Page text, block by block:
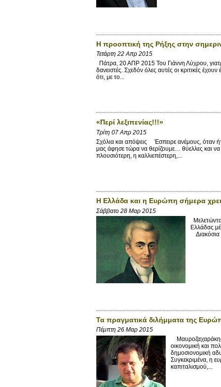
H προοπτική της Ρήξης στην
Τετάρτη 22 Απρ 2015
Πάτρα, 20 ΑΠΡ 2015 Του Γιάννη Λύχρου,
δανειστές. Σχεδόν όλες αυτές οι κριτικές
ότι, με το...
«Περί λεξιπενίας!!!»
Τρίτη 07 Απρ 2015
Σχόλια και απόψεις Έσπειρε ανέμους, όταν
μας άφησε τώρα να θερίζουμε… θύελλες και
πλουσιότερη, η καλλιεπέστερη,...
Η Ελλάδα και η Ευρώπη σήμερα
Σάββατο 28 Μαρ 2015
Ελλάδας
Διακόσια
Τα πραγματικά διλήμματα της
Πέμπτη 26 Μαρ 2015
οικονομική και
δημοσιονομική
Συγκεκριμένα, η
καπιταλισμού,...